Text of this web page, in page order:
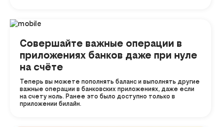
Совершайте важные операции в
приложениях банков даже при нуле
на счёте
Теперь вы можете пополнять баланс и выполнять другие
важные операции в банковских приложениях, даже если
на счету ноль. Ранее это было доступно только в
приложении билайн.